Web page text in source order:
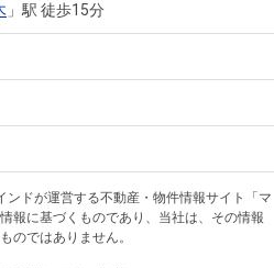
住まい1プラス（お役立ちコラム）
住まい1プラス（お役立ちコラム）
役員一覧
」駅 徒歩15分
ドが運営する不動産・物件情報サイト「マ
報に基づくものであり、当社は、その情報
のではありません。